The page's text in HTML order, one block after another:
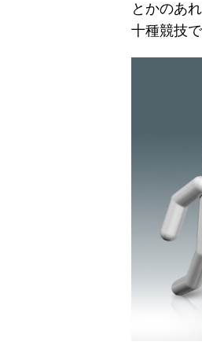
とかのあ
十種競技